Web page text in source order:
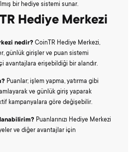
bir hediye sistemi sunar.
Hediye Merkezi
nedir? CoinTR Hediye Merkezi,
günlük girişler ve puan sistemi
avantajlara erişebildiği bir alandır.
Puanlar; işlem yapma, yatırma gibi
ve günlük giriş yaparak
kampanyalara göre değişebilir.
Puanlarınızı Hediye Merkezi
ve diğer avantajlar için